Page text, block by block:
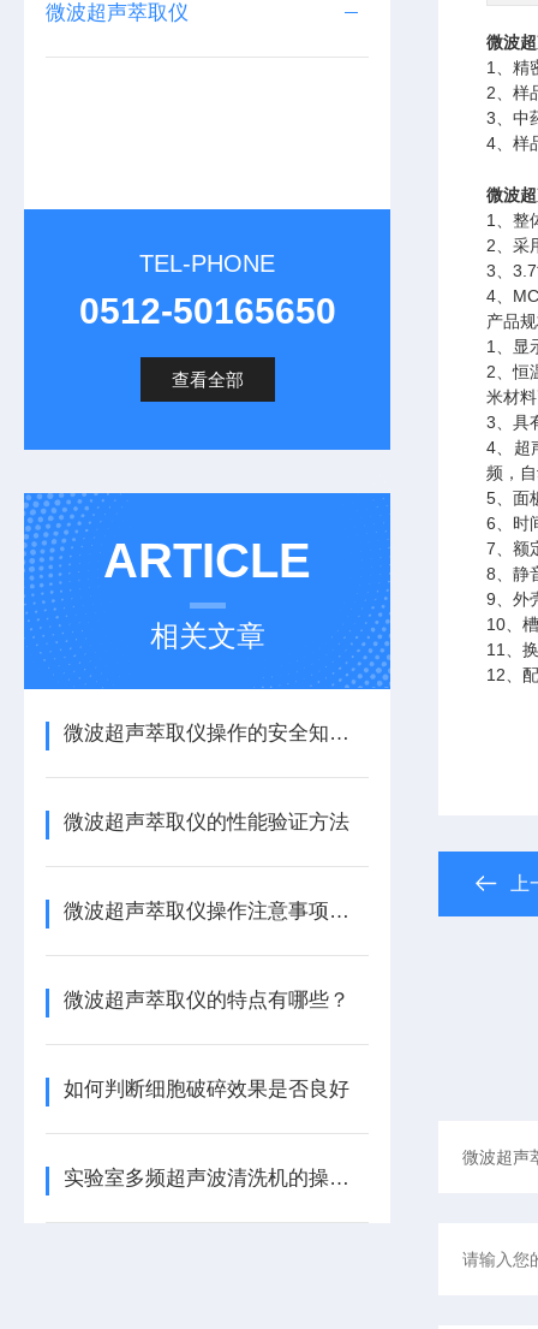
微波超声萃取仪
TEL-PHONE
0512-50165650
查看全部
ARTICLE
相关文章
微波超声萃取仪操作的安全知识，你需要知道的
微波超声萃取仪的性能验证方法
微波超声萃取仪操作注意事项的详细说明
微波超声萃取仪的特点有哪些？
如何判断细胞破碎效果是否良好
实验室多频超声波清洗机的操作注意事项
微波
1、精
2、样
3、中
4、样
微波
1、整
2、采
3、
4、
产品
1、显
2、恒
米材
3、具
4、超
频，
5、面
6、时
7、额
8、静
9、外
10、
11、
12、